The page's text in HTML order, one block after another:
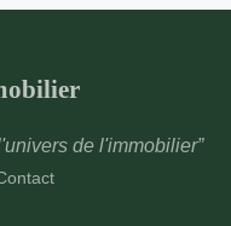
de l'immobilier”